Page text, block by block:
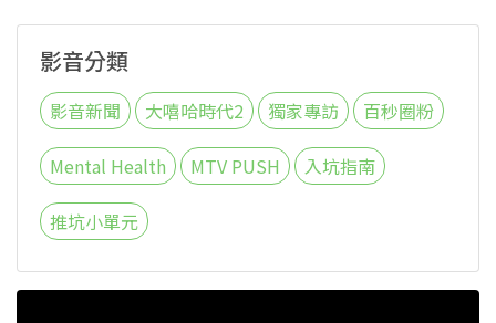
影音分類
影音新聞 大嘻哈時代2 獨家專訪 百秒圈粉
Mental Health MTV PUSH 入坑指南
推坑小單元